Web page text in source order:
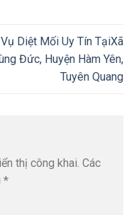
Diệt Mối Uy Tín TạiXã
Đức, Huyện Hàm Yên,
Tuyên Quang
thị công khai. Các
*